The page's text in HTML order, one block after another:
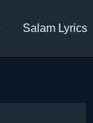
Salam Lyrics